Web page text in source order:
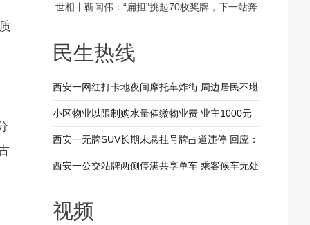
世相丨靳闫伟：“扁担”挑起70枚奖牌，下一站奔
民生热线
西安一网红打卡地夜间摩托车炸街 周边居民不堪
其扰 回应：将持续开展专项整治行动
小区物业以限制购水量催缴物业费 业主1000元
装修押金抵扣物业费 兴平市住建局：已责令物业
整改
西安一无牌SUV长期未悬挂号牌占道违停 回应：
驾驶人被记9分罚款200元
西安一公交站牌两侧停满共享单车 乘客候车无处
视频